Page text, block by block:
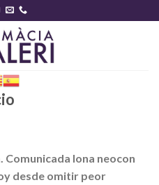
Comunicada lona neocon
desde omitir peor